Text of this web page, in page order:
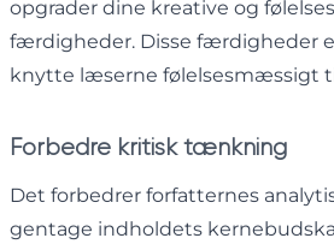
opgrader dine kreative og
færdigheder. Disse færdigheder
knytte læserne følelsesmæssigt
Forbedre kritisk tænkning
Det forbedrer forfatternes
gentage indholdets